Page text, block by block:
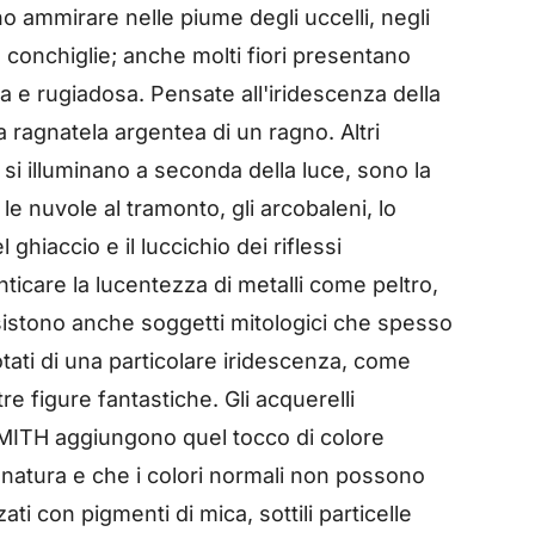
ammirare nelle piume degli uccelli, negli
anche molti fiori presentano
e rugiadosa. Pensate all'iridescenza della
ragnatela argentea di un ragno. Altri
illuminano a seconda della luce, sono la
nuvole al tramonto, gli arcobaleni, lo
ghiaccio e il luccichio dei riflessi
la lucentezza di metalli come peltro,
anche soggetti mitologici che spesso
di una particolare iridescenza, come
figure fantastiche. Gli acquerelli
aggiungono quel tocco di colore
e che i colori normali non possono
con pigmenti di mica, sottili particelle